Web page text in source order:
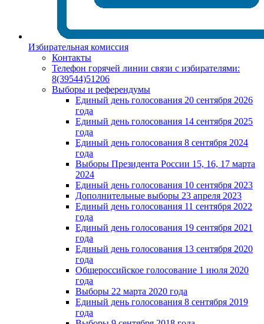
Избирательная комиссия
Контакты
Телефон горячей линии связи с избирателями:
8(39544)51206
Выборы и референдумы
Единый день голосования 20 сентября 2026
года
Единый день голосования 14 сентября 2025
года
Единый день голосования 8 сентября 2024
года
Выборы Президента России 15, 16, 17 марта
2024
Единый день голосования 10 сентября 2023
Дополнительные выборы 23 апреля 2023
Единый день голосования 11 сентября 2022
года
Единый день голосования 19 сентября 2021
года
Единый день голосования 13 сентября 2020
года
Общероссийское голосование 1 июля 2020
года
Выборы 22 марта 2020 года
Единый день голосования 8 сентября 2019
года